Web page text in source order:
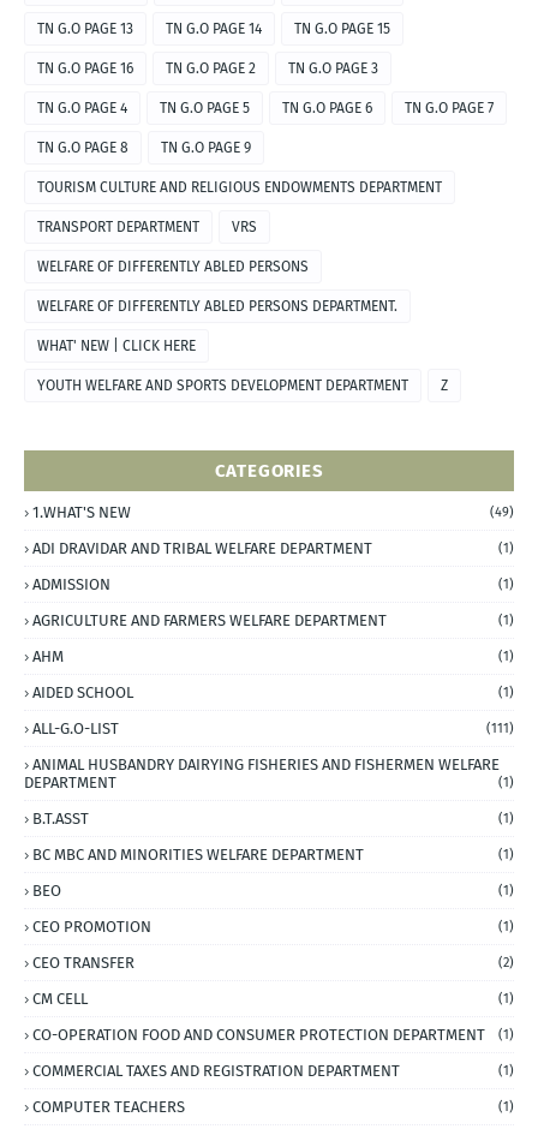
TN G.O PAGE 13 TN G.O PAGE 14 TN G.O PAGE 15
TN G.O PAGE 16 TN G.O PAGE 2 TN G.O PAGE 3
TN G.O PAGE 4 TN G.O PAGE 5 TN G.O PAGE 6 TN G.O PAGE 7
TN G.O PAGE 8 TN G.O PAGE 9
TOURISM CULTURE AND RELIGIOUS ENDOWMENTS DEPARTMENT
TRANSPORT DEPARTMENT VRS
WELFARE OF DIFFERENTLY ABLED PERSONS
WELFARE OF DIFFERENTLY ABLED PERSONS DEPARTMENT.
WHAT' NEW | CLICK HERE
YOUTH WELFARE AND SPORTS DEVELOPMENT DEPARTMENT Z
CATEGORIES
1.WHAT'S NEW (49)
ADI DRAVIDAR AND TRIBAL WELFARE DEPARTMENT (1)
ADMISSION (1)
AGRICULTURE AND FARMERS WELFARE DEPARTMENT (1)
AHM (1)
AIDED SCHOOL (1)
ALL-G.O-LIST (111)
ANIMAL HUSBANDRY DAIRYING FISHERIES AND FISHERMEN WELFARE
DEPARTMENT
(1)
B.T.ASST (1)
BC MBC AND MINORITIES WELFARE DEPARTMENT (1)
BEO (1)
CEO PROMOTION (1)
CEO TRANSFER (2)
CM CELL (1)
CO-OPERATION FOOD AND CONSUMER PROTECTION DEPARTMENT (1)
COMMERCIAL TAXES AND REGISTRATION DEPARTMENT (1)
COMPUTER TEACHERS (1)